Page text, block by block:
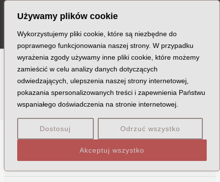
Używamy plików cookie
Wykorzystujemy pliki cookie, które są niezbędne do
poprawnego funkcjonowania naszej strony. W przypadku
wyrażenia zgody używamy inne pliki cookie, które możemy
zamieścić w celu analizy danych dotyczących
odwiedzających, ulepszenia naszej strony internetowej,
pokazania spersonalizowanych treści i zapewnienia Państwu
wspaniałego doświadczenia na stronie internetowej.
Dostosuj Odrzuć wszystko
Akceptuj wszystko
content
Ofiary